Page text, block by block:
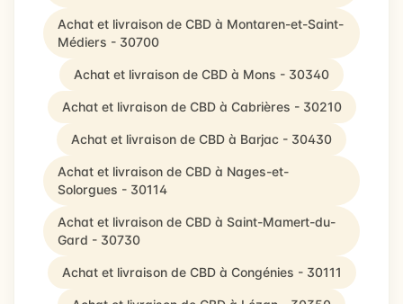
Achat et livraison de CBD à Montaren-et-Saint-
Médiers - 30700
Achat et livraison de CBD à Mons - 30340
Achat et livraison de CBD à Cabrières - 30210
Achat et livraison de CBD à Barjac - 30430
Achat et livraison de CBD à Nages-et-
Solorgues - 30114
Achat et livraison de CBD à Saint-Mamert-du-
Gard - 30730
Achat et livraison de CBD à Congénies - 30111